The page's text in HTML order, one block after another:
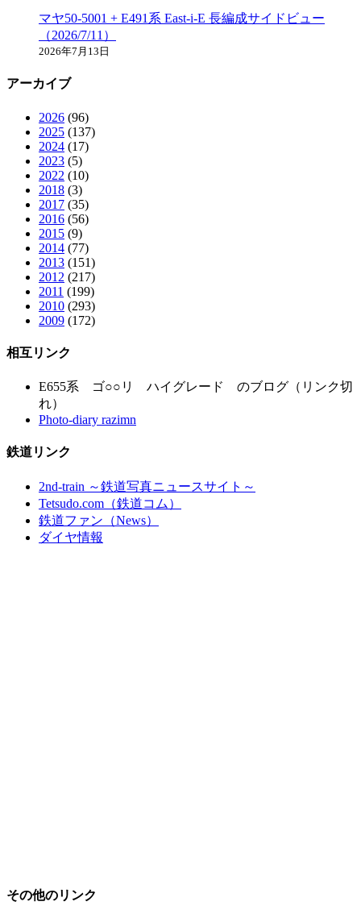
マヤ50-5001 + E491系 East-i-E 長編成サイドビュー
（2026/7/11）
2026年7月13日
アーカイブ
2026 (96)
2025 (137)
2024 (17)
2023 (5)
2022 (10)
2018 (3)
2017 (35)
2016 (56)
2015 (9)
2014 (77)
2013 (151)
2012 (217)
2011 (199)
2010 (293)
2009 (172)
相互リンク
E655系 ゴ○○リ ハイグレード のブログ（リンク切
れ）
Photo-diary razimn
鉄道リンク
2nd-train ～鉄道写真ニュースサイト～
Tetsudo.com（鉄道コム）
鉄道ファン（News）
ダイヤ情報
その他のリンク